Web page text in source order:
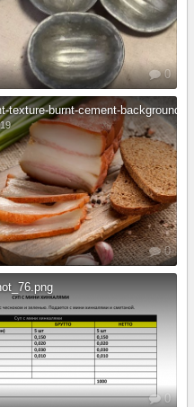
0
texture-burnt-cement-
0
0